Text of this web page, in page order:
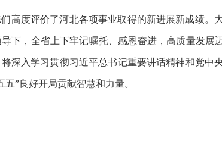
高度评价了河北各项事业取得的新进展新成绩。
下，全省上下牢记嘱托、感恩奋进，高质量发展
深入学习贯彻习近平总书记重要讲话精神和党中
五”良好开局贡献智慧和力量。